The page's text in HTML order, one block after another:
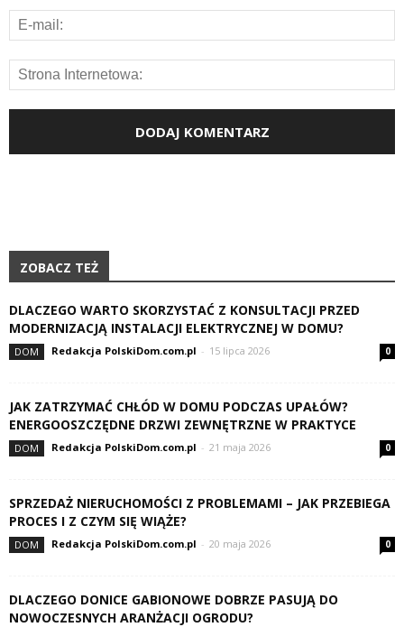
ZOBACZ TEŻ
DLACZEGO WARTO SKORZYSTAĆ Z KONSULTACJI PRZED
MODERNIZACJĄ INSTALACJI ELEKTRYCZNEJ W DOMU?
DOM Redakcja PolskiDom.com.pl - 15 lipca 2026 0
JAK ZATRZYMAĆ CHŁÓD W DOMU PODCZAS UPAŁÓW?
ENERGOOSZCZĘDNE DRZWI ZEWNĘTRZNE W PRAKTYCE
DOM Redakcja PolskiDom.com.pl - 21 maja 2026 0
SPRZEDAŻ NIERUCHOMOŚCI Z PROBLEMAMI – JAK PRZEBIEGA
PROCES I Z CZYM SIĘ WIĄŻE?
DOM Redakcja PolskiDom.com.pl - 20 maja 2026 0
DLACZEGO DONICE GABIONOWE DOBRZE PASUJĄ DO
NOWOCZESNYCH ARANŻACJI OGRODU?